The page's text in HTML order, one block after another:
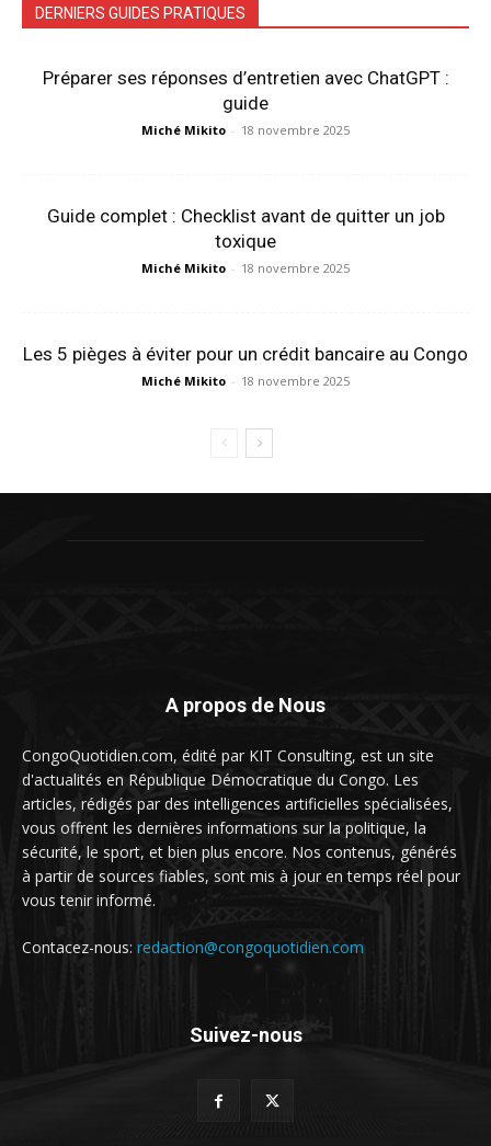
DERNIERS GUIDES PRATIQUES
Préparer ses réponses d’entretien avec ChatGPT :
guide
Miché Mikito - 18 novembre 2025
Guide complet : Checklist avant de quitter un job
toxique
Miché Mikito - 18 novembre 2025
Les 5 pièges à éviter pour un crédit bancaire au Congo
Miché Mikito - 18 novembre 2025
A propos de Nous
CongoQuotidien.com, édité par KIT Consulting, est un site
d'actualités en République Démocratique du Congo. Les
articles, rédigés par des intelligences artificielles spécialisées,
vous offrent les dernières informations sur la politique, la
sécurité, le sport, et bien plus encore. Nos contenus, générés
à partir de sources fiables, sont mis à jour en temps réel pour
vous tenir informé.
Contacez-nous: redaction@congoquotidien.com
Suivez-nous